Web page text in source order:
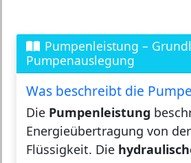
Pumpenleistung –
Pumpenauslegung
Was beschreibt die
Die Pumpenleistung
Energieübertragung von
Flüssigkeit. Die